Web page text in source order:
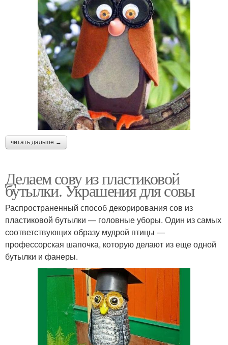
читать дальше →
Делаем сову из пластиковой
бутылки. Украшения для совы
Распространенный способ декорирования сов из
пластиковой бутылки — головные уборы. Один из самых
соответствующих образу мудрой птицы —
профессорская шапочка, которую делают из еще одной
бутылки и фанеры.